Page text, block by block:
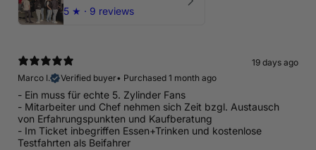
5 ★ · 9 reviews
19 days ago
Marco I.
Verified buyer• Purchased 1 month ago
- Ein muss für echte 5. Zylinder Fans
- Mitarbeiter und Chef nehmen sich Zeit bzgl. Austausch
von Erfahrungspunkten und Kaufberatung
- Im Ticket inbegriffen Essen+Trinken und kostenlose
Testfahrten als Beifahrer